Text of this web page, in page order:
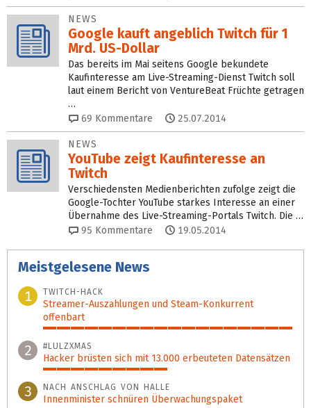
NEWS
Google kauft angeblich Twitch für 1
Mrd. US-Dollar
Das bereits im Mai seitens Google bekundete
Kaufinteresse am Live-Streaming-Dienst Twitch soll
laut einem Bericht von VentureBeat Früchte getragen
…
69 Kommentare 25.07.2014
NEWS
YouTube zeigt Kaufinteresse an
Twitch
Verschiedensten Medienberichten zufolge zeigt die
Google-Tochter YouTube starkes Interesse an einer
Übernahme des Live-Streaming-Portals Twitch. Die …
95 Kommentare 19.05.2014
Meistgelesene News
1
TWITCH-HACK
Streamer-Auszahlungen und Steam-Konkurrent
offenbart
100%
2 #LULZXMAS
Hacker brüsten sich mit 13.000 erbeuteten Datensätzen
50%
3 NACH ANSCHLAG VON HALLE
Innenminister schnüren Überwachungspaket